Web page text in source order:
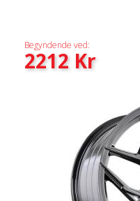
Begyndende ved:
2212Kr